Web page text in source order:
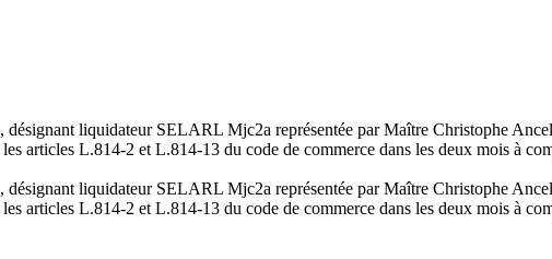
liquidateur SELARL Mjc2a représentée par Maître Christophe
articles L.814-2 et L.814-13 du code de commerce dans les deux mois à
liquidateur SELARL Mjc2a représentée par Maître Christophe
articles L.814-2 et L.814-13 du code de commerce dans les deux mois à